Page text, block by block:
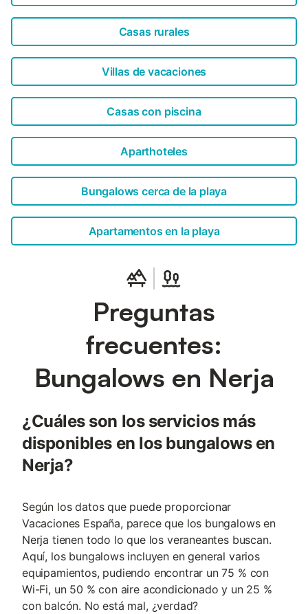
Casas rurales
Villas de vacaciones
Casas con piscina
Aparthoteles
Bungalows cerca de la playa
Apartamentos en la playa
Preguntas
frecuentes:
Bungalows en Nerja
¿Cuáles son los servicios más
disponibles en los bungalows en
Nerja?
Según los datos que puede proporcionar
Vacaciones España, parece que los bungalows en
Nerja tienen todo lo que los veraneantes buscan.
Aquí, los bungalows incluyen en general varios
equipamientos, pudiendo encontrar un 75 % con
Wi-Fi, un 50 % con aire acondicionado y un 25 %
con balcón. No está mal, ¿verdad?